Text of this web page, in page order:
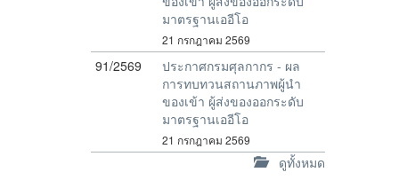
มาตรฐานเออีโอ
21 กรกฎาคม 2569
91/2569
ประกาศกรมศุลกากร - ผล
การทบทวนสถานภาพผู้นำ
ของเข้า ผู้ส่งของออกระดับ
มาตรฐานเออีโอ
21 กรกฎาคม 2569
ดูทั้งหมด